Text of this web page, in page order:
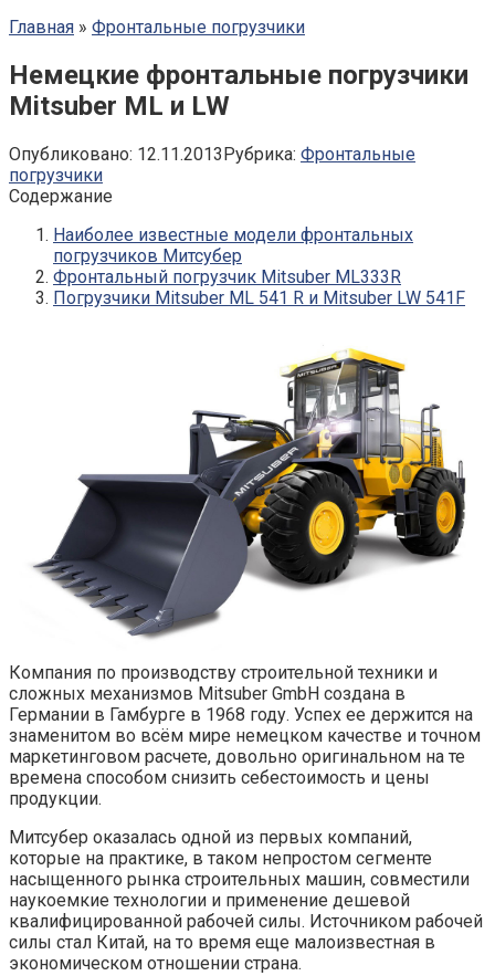
Главная » Фронтальные погрузчики
Немецкие фронтальные погрузчики
Mitsuber ML и LW
Опубликовано: 12.11.2013Рубрика: Фронтальные
погрузчики
Содержание
Наиболее известные модели фронтальных
погрузчиков Митсубер
Фронтальный погрузчик Mitsuber ML333R
Погрузчики Mitsuber ML 541 R и Mitsuber LW 541F
Компания по производству строительной техники и
сложных механизмов Mitsuber GmbH создана в
Германии в Гамбурге в 1968 году. Успех ее держится на
знаменитом во всём мире немецком качестве и точном
маркетинговом расчете, довольно оригинальном на те
времена способом снизить себестоимость и цены
продукции.
Митсубер оказалась одной из первых компаний,
которые на практике, в таком непростом сегменте
насыщенного рынка строительных машин, совместили
наукоемкие технологии и применение дешевой
квалифицированной рабочей силы. Источником рабочей
силы стал Китай, на то время еще малоизвестная в
экономическом отношении страна.